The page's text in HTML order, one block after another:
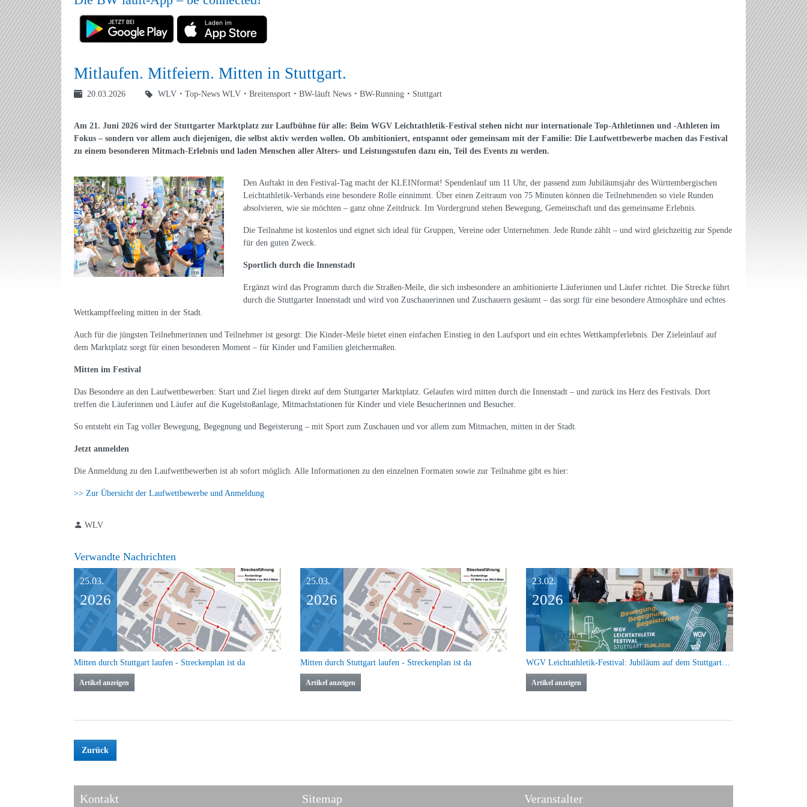
Mitlaufen. Mitfeiern. Mitten in Stuttgart.
20.03.2026 WLV Top-News WLV Breitensport BW-läuft News BW-Running Stuttgart
Am 21. Juni 2026 wird der Stuttgarter Marktplatz zur Laufbühne für alle: Beim WGV Leichtathletik-Festival stehen nicht nur internationale Top-Athletinnen und -Athleten im
Fokus – sondern vor allem auch diejenigen, die selbst aktiv werden wollen. Ob ambitioniert, entspannt oder gemeinsam mit der Familie: Die Laufwettbewerbe machen das Festival
zu einem besonderen Mitmach-Erlebnis und laden Menschen aller Alters- und Leistungsstufen dazu ein, Teil des Events zu werden.
Den Auftakt in den Festival-Tag macht der KLEINformat! Spendenlauf um 11 Uhr, der passend zum Jubiläumsjahr des Württembergischen
Leichtathletik-Verbands eine besondere Rolle einnimmt. Über einen Zeitraum von 75 Minuten können die Teilnehmenden so viele Runden
absolvieren, wie sie möchten – ganz ohne Zeitdruck. Im Vordergrund stehen Bewegung, Gemeinschaft und das gemeinsame Erlebnis.
Die Teilnahme ist kostenlos und eignet sich ideal für Gruppen, Vereine oder Unternehmen. Jede Runde zählt – und wird gleichzeitig zur Spende
für den guten Zweck.
Sportlich durch die Innenstadt
Ergänzt wird das Programm durch die Straßen-Meile, die sich insbesondere an ambitionierte Läuferinnen und Läufer richtet. Die Strecke führt
durch die Stuttgarter Innenstadt und wird von Zuschauerinnen und Zuschauern gesäumt – das sorgt für eine besondere Atmosphäre und echtes
Wettkampffeeling mitten in der Stadt.
Auch für die jüngsten Teilnehmerinnen und Teilnehmer ist gesorgt: Die Kinder-Meile bietet einen einfachen Einstieg in den Laufsport und ein echtes Wettkampferlebnis. Der Zieleinlauf auf
dem Marktplatz sorgt für einen besonderen Moment – für Kinder und Familien gleichermaßen.
Mitten im Festival
Das Besondere an den Laufwettbewerben: Start und Ziel liegen direkt auf dem Stuttgarter Marktplatz. Gelaufen wird mitten durch die Innenstadt – und zurück ins Herz des Festivals. Dort
treffen die Läuferinnen und Läufer auf die Kugelstoßanlage, Mitmachstationen für Kinder und viele Besucherinnen und Besucher.
So entsteht ein Tag voller Bewegung, Begegnung und Begeisterung – mit Sport zum Zuschauen und vor allem zum Mitmachen, mitten in der Stadt.
Jetzt anmelden
Die Anmeldung zu den Laufwettbewerben ist ab sofort möglich. Alle Informationen zu den einzelnen Formaten sowie zur Teilnahme gibt es hier:
>> Zur Übersicht der Laufwettbewerbe und Anmeldung
WLV
Verwandte Nachrichten
25.03.
2026
Mitten durch Stuttgart laufen - Streckenplan ist da
Artikel anzeigen
25.03.
2026
Mitten durch Stuttgart laufen - Streckenplan ist da
Artikel anzeigen
23.02.
2026
WGV Leichtathletik-Festival: Jubiläum auf dem Stuttgarter Marktplatz
Artikel anzeigen
Zurück
Kontakt Sitemap Veranstalter